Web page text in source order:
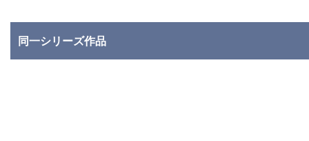
同一シリーズ作品